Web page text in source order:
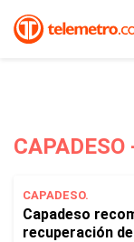
CAPADESO
CAPADESO.
Capadeso
recuperación